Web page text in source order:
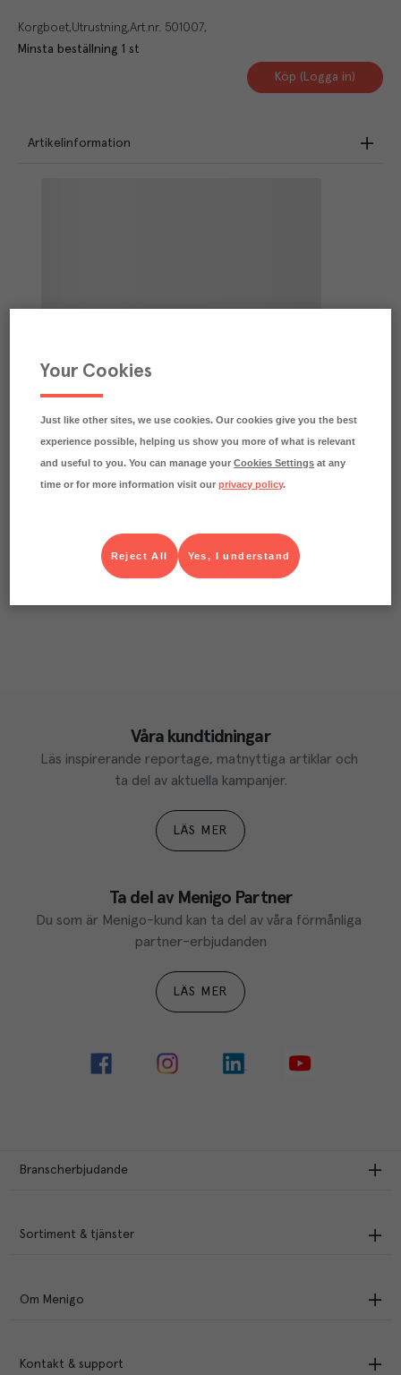
Korgboet Utrustning Art.nr. 501007
Minsta beställning 1 st
Köp (Logga in)
Artikelinformation
Våra kundtidningar
Läs inspirerande reportage, matnyttiga artiklar och
ta del av aktuella kampanjer.
LÄS MER
Ta del av Menigo Partner
Du som är Menigo-kund kan ta del av våra förmånliga
partner-erbjudanden
LÄS MER
Branscherbjudande
Sortiment & tjänster
Om Menigo
Kontakt & support
Your Cookies
Just like other sites, we use cookies. Our cookies give you the best
experience possible, helping us show you more of what is relevant
and useful to you. You can manage yourCookies Settings at any
time or for more information visit ourprivacy policy.
Yes, I understand
Reject All